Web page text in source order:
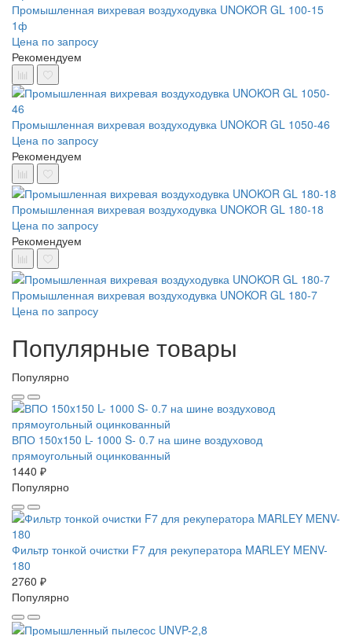
Промышленная вихревая воздуходувка UNOKOR GL 100-15
1ф
Цена по запросу
Рекомендуем
Промышленная вихревая воздуходувка UNOKOR GL 1050-46
Цена по запросу
Рекомендуем
Промышленная вихревая воздуходувка UNOKOR GL 180-18
Цена по запросу
Рекомендуем
Промышленная вихревая воздуходувка UNOKOR GL 180-7
Цена по запросу
Популярные товары
Популярно
ВПО 150x150 L- 1000 S- 0.7 на шине воздуховод
прямоугольный оцинкованный
1440 ₽
Популярно
Фильтр тонкой очистки F7 для рекуператора MARLEY MENV-
180
2760 ₽
Популярно